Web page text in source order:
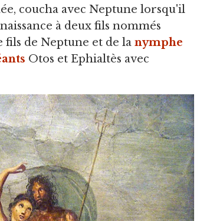
coucha avec Neptune lorsqu'il
à deux fils nommés
fils de Neptune et de la nymphe
Otos et Ephialtès avec